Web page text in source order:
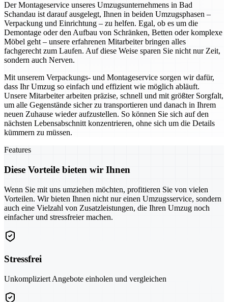
Der Montageservice unseres Umzugsunternehmens in Bad
Schandau ist darauf ausgelegt, Ihnen in beiden Umzugsphasen –
Verpackung und Einrichtung – zu helfen. Egal, ob es um die
Demontage oder den Aufbau von Schränken, Betten oder komplexe
Möbel geht – unsere erfahrenen Mitarbeiter bringen alles
fachgerecht zum Laufen. Auf diese Weise sparen Sie nicht nur Zeit,
sondern auch Nerven.
Mit unserem Verpackungs- und Montageservice sorgen wir dafür,
dass Ihr Umzug so einfach und effizient wie möglich abläuft.
Unsere Mitarbeiter arbeiten präzise, schnell und mit größter Sorgfalt,
um alle Gegenstände sicher zu transportieren und danach in Ihrem
neuen Zuhause wieder aufzustellen. So können Sie sich auf den
nächsten Lebensabschnitt konzentrieren, ohne sich um die Details
kümmern zu müssen.
Features
Diese Vorteile bieten wir Ihnen
Wenn Sie mit uns umziehen möchten, profitieren Sie von vielen
Vorteilen. Wir bieten Ihnen nicht nur einen Umzugsservice, sondern
auch eine Vielzahl von Zusatzleistungen, die Ihren Umzug noch
einfacher und stressfreier machen.
Stressfrei
Unkompliziert Angebote einholen und vergleichen